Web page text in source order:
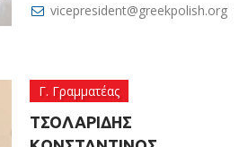
vicepresident@greekpolish.org
Γ. Γραμματέας
ΤΣΟΛΑΡΙΔΗΣ